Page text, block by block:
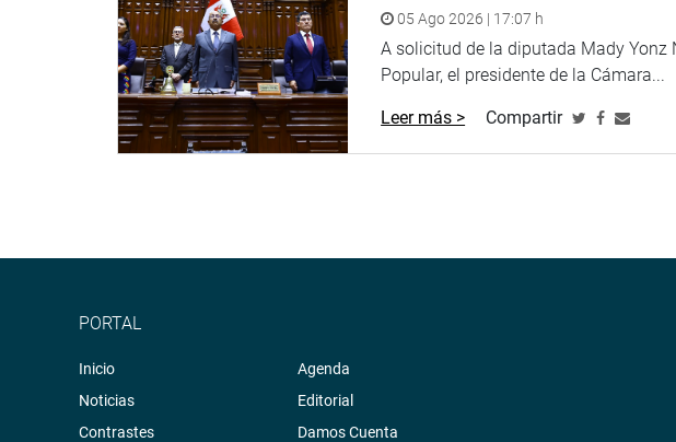
05 Ago 2026 | 17:07 h
A solicitud de la diputada Mady Yonz
Popular, el presidente de la Cámara...
Leer más > Compartir
PORTAL
Inicio
Noticias
Contrastes
Agenda
Editorial
Damos Cuenta